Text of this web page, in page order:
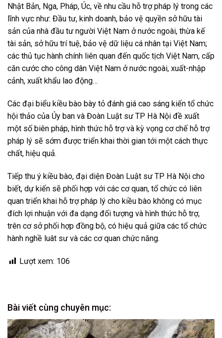
Nhật Bản, Nga, Pháp, Úc, về nhu cầu hỗ trợ pháp lý trong các
lĩnh vực như: Đầu tư, kinh doanh, bảo vệ quyền sở hữu tài
sản của nhà đầu tư người Việt Nam ở nước ngoài, thừa kế
tài sản, sở hữu trí tuệ, bảo vệ dữ liệu cá nhân tại Việt Nam;
các thủ tục hành chính liên quan đến quốc tịch Việt Nam, cấp
căn cước cho công dân Việt Nam ở nước ngoài, xuất-nhập
cảnh, xuất khẩu lao động…
Các đại biểu kiều bào bày tỏ đánh giá cao sáng kiến tổ chức
hội thảo của Ủy ban và Đoàn Luật sư TP Hà Nội đề xuất
một số biên pháp, hình thức hỗ trợ và kỳ vọng cơ chế hỗ trợ
pháp lý sẽ sớm được triển khai thời gian tới một cách thực
chất, hiệu quả.
Tiếp thu ý kiều bào, đại diện Đoàn Luật sư TP Hà Nội cho
biết, dự kiến sẽ phối hợp với các cơ quan, tổ chức có liên
quan triển khai hỗ trợ pháp lý cho kiều bào không có mục
đích lợi nhuận với đa dạng đối tượng và hình thức hỗ trợ,
trên cơ sở phối hợp đồng bộ, có hiệu quả giữa các tổ chức
hành nghề luât sư và các cơ quan chức năng.
Lượt xem: 106
Bài viết cùng chuyên mục: